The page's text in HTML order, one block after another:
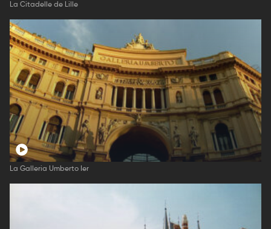
La Citadelle de Lille
La Galleria Umberto Ier